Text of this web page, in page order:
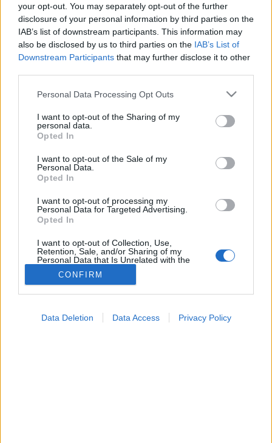
your opt-out. You may separately opt-out of the further
disclosure of your personal information by third parties on the
IAB’s list of downstream participants. This information may
also be disclosed by us to third parties on the IAB’s List of
Downstream Participants that may further disclose it to other
Please note that this website/app uses one or more Google
not limited to your visit or usage behaviour. You may click to
grant or deny consent to Google and its third-party tags to
use your data for below specified purposes in below Google
consent section.
Personal Data Processing Opt Outs
I want to opt-out of the Sharing of my
personal data.
Opted In
I want to opt-out of the Sale of my
Personal Data.
Opted In
I want to opt-out of processing my
Personal Data for Targeted Advertising.
Opted In
I want to opt-out of Collection, Use,
Retention, Sale, and/or Sharing of my
Personal Data that Is Unrelated with the
Purposes for which it was collected.
Opted Out
CONFIRM
Data Deletion Data Access Privacy Policy
Dietetika